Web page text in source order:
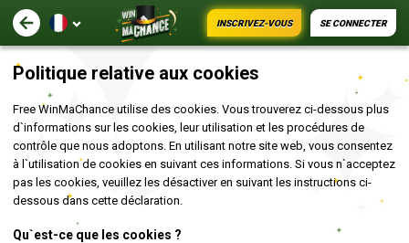
SE CONNECTER
INSCRIVEZ-VOUS
Politique relative aux cookies
Free WinMaChance utilise des cookies. Vous trouverez ci-dessous plus
d`informations sur les cookies, leur utilisation et les procédures de
contrôle que nous adoptons. En utilisant notre site web, vous consentez
à l`utilisation de cookies en suivant ces informations. Si vous n`acceptez
pas les cookies, veuillez les désactiver en suivant les instructions ci-
dessous dans cette déclaration.
Qu`est-ce que les cookies ?